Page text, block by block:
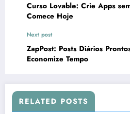
Curso Lovable: Crie Apps
Comece Hoje
Next post
ZapPost: Posts Diários
Economize Tempo
RELATED POSTS